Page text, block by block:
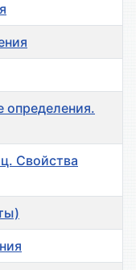
определения.
Свойства